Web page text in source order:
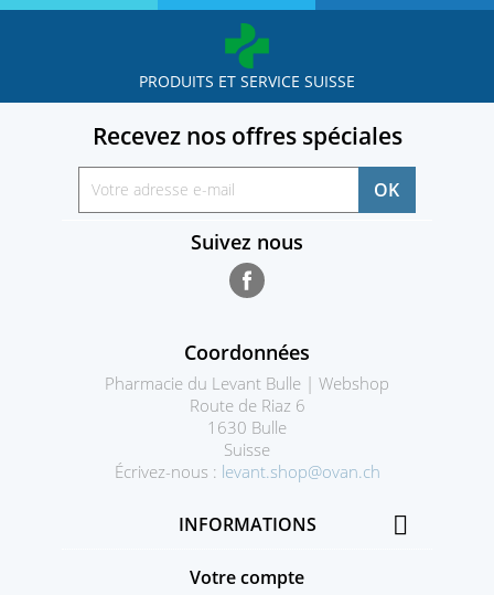
PRODUITS ET SERVICE SUISSE
Recevez nos offres spéciales
Suivez nous
Coordonnées
Pharmacie du Levant Bulle | Webshop
Route de Riaz 6
1630 Bulle
Suisse
Écrivez-nous : levant.shop@ovan.ch
INFORMATIONS 
Votre compte